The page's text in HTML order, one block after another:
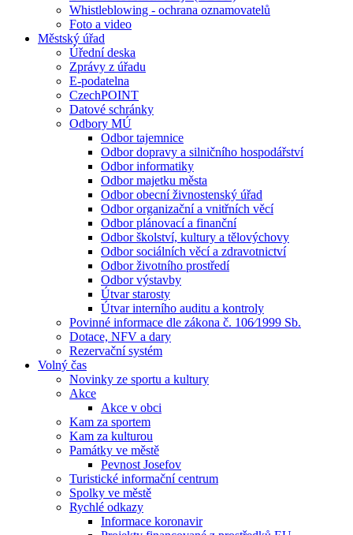
Whistleblowing - ochrana oznamovatelů
Foto a video
Městský úřad
Úřední deska
Zprávy z úřadu
E-podatelna
CzechPOINT
Datové schránky
Odbory MÚ
Odbor tajemnice
Odbor dopravy a silničního hospodářství
Odbor informatiky
Odbor majetku města
Odbor obecní živnostenský úřad
Odbor organizační a vnitřních věcí
Odbor plánovací a finanční
Odbor školství, kultury a tělovýchovy
Odbor sociálních věcí a zdravotnictví
Odbor životního prostředí
Odbor výstavby
Útvar starosty
Útvar interního auditu a kontroly
Povinné informace dle zákona č. 106⁄1999 Sb.
Dotace, NFV a dary
Rezervační systém
Volný čas
Novinky ze sportu a kultury
Akce
Akce v obci
Kam za sportem
Kam za kulturou
Památky ve městě
Pevnost Josefov
Turistické informační centrum
Spolky ve městě
Rychlé odkazy
Informace koronavir